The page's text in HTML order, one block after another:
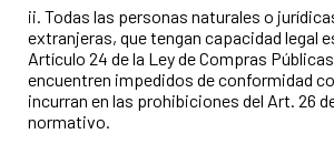
ii. Todas las personas naturales o
extranjeras, que tengan capacidad legal
Artículo 24 de la Ley de Compras
encuentren impedidos de conformidad
incurran en las prohibiciones del Art. 26
normativo.